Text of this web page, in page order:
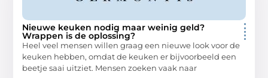
Nieuwe keuken nodig maar weinig geld?
Wrappen is de oplossing?
Heel veel mensen willen graag een nieuwe look voor de
keuken hebben, omdat de keuken er bijvoorbeeld een
beetje saai uitziet. Mensen zoeken vaak naar